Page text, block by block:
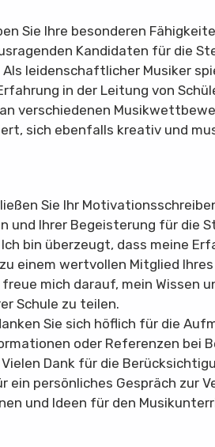
Sie Ihre besonderen
Kandidaten für die
Als leidenschaftlicher Musiker
in der Leitung von
verschiedenen
sich ebenfalls kreativ und
Sie Ihr
und Ihrer Begeisterung für die
Ich bin überzeugt, dass meine
einem wertvollen Mitglied
mich darauf, mein Wissen
Schule zu teilen.
Sie sich höflich für die
oder Referenzen bei
Vielen Dank für die
ein persönliches Gespräch zur
und Ideen für den